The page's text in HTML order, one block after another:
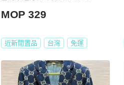
MOP 329
近新閒置品 台灣 免運